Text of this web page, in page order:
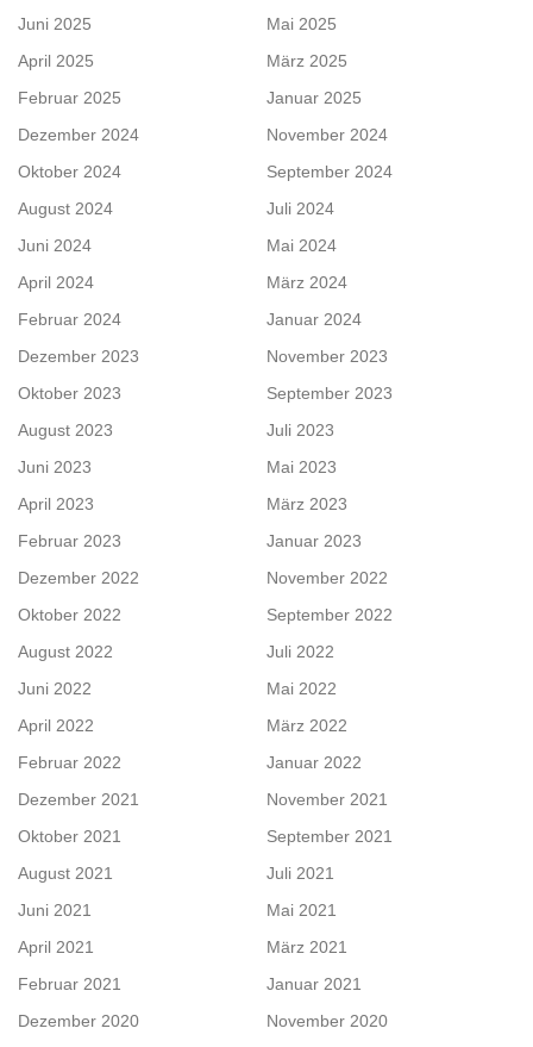
Juni 2025
Mai 2025
April 2025
März 2025
Februar 2025
Januar 2025
Dezember 2024
November 2024
Oktober 2024
September 2024
August 2024
Juli 2024
Juni 2024
Mai 2024
April 2024
März 2024
Februar 2024
Januar 2024
Dezember 2023
November 2023
Oktober 2023
September 2023
August 2023
Juli 2023
Juni 2023
Mai 2023
April 2023
März 2023
Februar 2023
Januar 2023
Dezember 2022
November 2022
Oktober 2022
September 2022
August 2022
Juli 2022
Juni 2022
Mai 2022
April 2022
März 2022
Februar 2022
Januar 2022
Dezember 2021
November 2021
Oktober 2021
September 2021
August 2021
Juli 2021
Juni 2021
Mai 2021
April 2021
März 2021
Februar 2021
Januar 2021
Dezember 2020
November 2020